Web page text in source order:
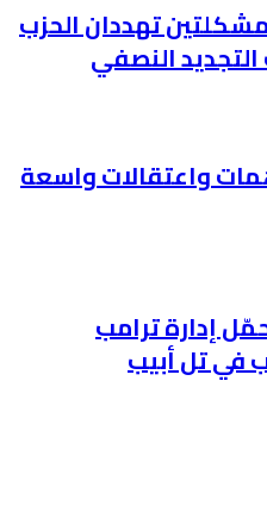
تهددان الحزب
النصفي
واعتقالات واسعة
إدارة ترامب
في تل أبيب